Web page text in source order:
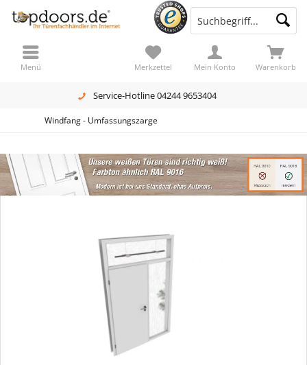
Service-Hotline 04244 9653404
Warenkorb
Merkzettel Mein Konto
Menü
Windfang - Umfassungszarge